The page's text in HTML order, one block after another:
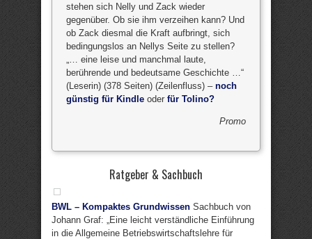
stehen sich Nelly und Zack wieder
gegenüber. Ob sie ihm verzeihen kann? Und
ob Zack diesmal die Kraft aufbringt, sich
bedingungslos an Nellys Seite zu stellen?
„… eine leise und manchmal laute,
berührende und bedeutsame Geschichte …“
(Leserin) (378 Seiten) (Zeilenfluss) – noch
günstig für Kindle oder für Tolino?
Promo
Ratgeber & Sachbuch
BWL – Kompaktes Grundwissen Sachbuch von
Johann Graf: „Eine leicht verständliche Einführung
in die Allgemeine Betriebswirtschaftslehre für